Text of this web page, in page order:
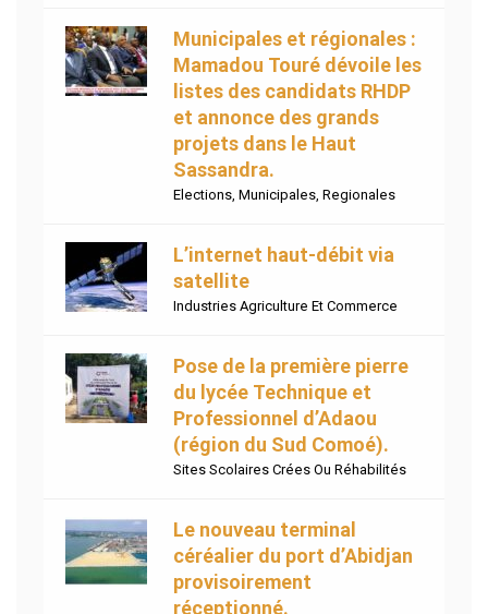
Municipales et régionales :
Mamadou Touré dévoile les
listes des candidats RHDP
et annonce des grands
projets dans le Haut
Sassandra.
Elections, Municipales, Regionales
L’internet haut-débit via
satellite
Industries Agriculture Et Commerce
Pose de la première pierre
du lycée Technique et
Professionnel d’Adaou
(région du Sud Comoé).
Sites Scolaires Crées Ou Réhabilités
Le nouveau terminal
céréalier du port d’Abidjan
provisoirement
réceptionné.